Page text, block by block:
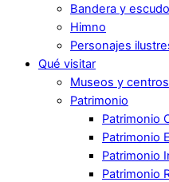
Bandera y escudo
Himno
Personajes
Qué visitar
Museos y
Patrimonio
Patrimonio
Patrimonio
Patrimonio
Patrimonio